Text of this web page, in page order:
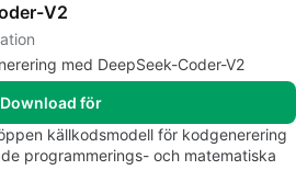
V2
med DeepSeek-Coder-V2
Download för
källkodsmodell för kodgenerering
programmerings- och matematiska